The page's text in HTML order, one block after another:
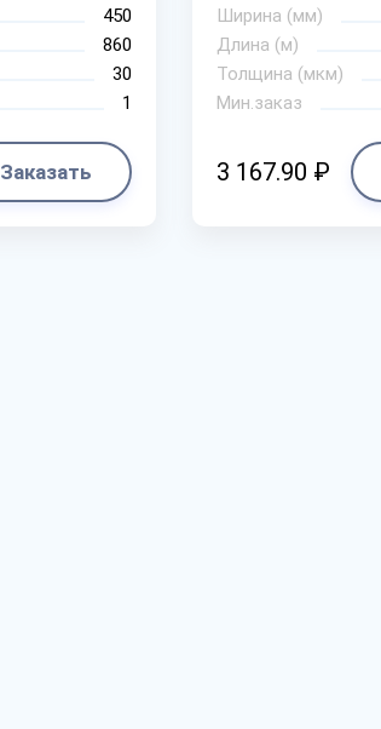
450
860
30
1
Заказать
Ширина (мм)
Длина (м)
Толщина (мкм)
Мин.заказ
3 167.90 ₽